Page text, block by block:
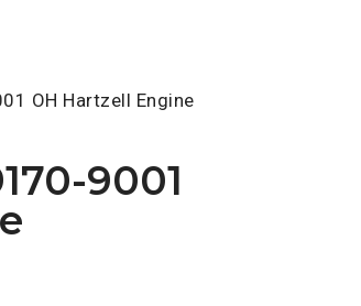
OH Hartzell Engine
9001